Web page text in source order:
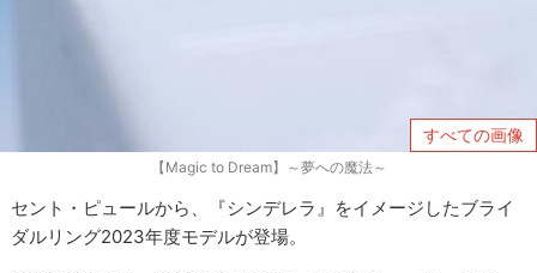
すべての画像
【Magic to Dream】～夢への魔法～
セント・ピュールから、『シンデレラ』をイメージしたブライ
ダルリング2023年度モデルが登場。